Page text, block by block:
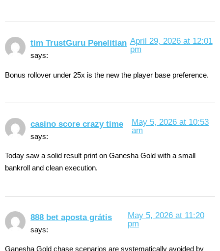
tim TrustGuru Penelitian
says:
April 29, 2026 at 12:01
pm
Bonus rollover under 25x is the new the player base preference.
casino score crazy time
says:
May 5, 2026 at 10:53
am
Today saw a solid result print on Ganesha Gold with a small
bankroll and clean execution.
888 bet aposta grátis
says:
May 5, 2026 at 11:20
pm
Ganesha Gold chase scenarios are systematically avoided by